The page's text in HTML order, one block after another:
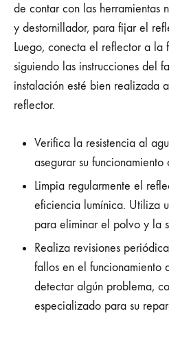
de contar con las herramientas
y destornillador, para fijar el
Luego, conecta el reflector a la
siguiendo las instrucciones del
instalación esté bien realizada
reflector.
Verifica la resistencia al
asegurar su
Limpia regularmente el
eficiencia lumínica. Utiliza
para eliminar el polvo y la
Realiza revisiones
fallos en el funcionamiento
detectar algún problema,
especializado para su